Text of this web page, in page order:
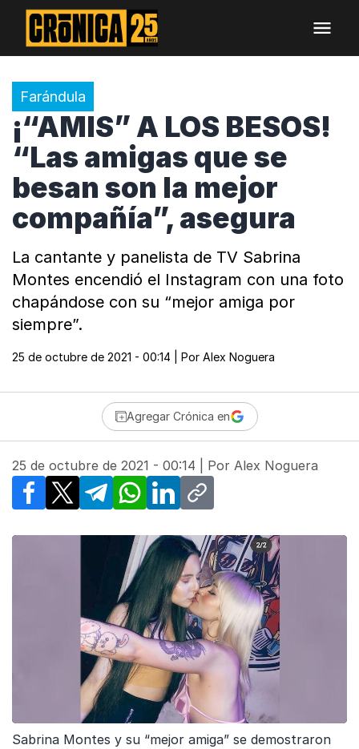
Farándula
¡“AMIS” A LOS BESOS!
“Las amigas que se
besan son la mejor
compañía”, asegura
La cantante y panelista de TV Sabrina
Montes encendió el Instagram con una foto
chapándose con su “mejor amiga por
siempre”.
25 de octubre de 2021 - 00:14 | Por Alex Noguera
Agregar Crónica en
25 de octubre de 2021 - 00:14 | Por Alex Noguera
Facebook
X TelegramWhatsApp
LinkedInCopy link
Sabrina Montes y su “mejor amiga” se demostraron